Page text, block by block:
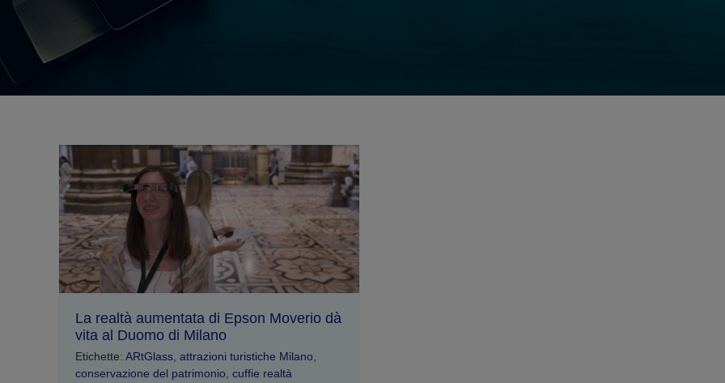
La realtà aumentata di Epson Moverio dà
vita al Duomo di Milano
Etichette: ARtGlass, attrazioni turistiche Milano,
conservazione del patrimonio, cuffie realtà